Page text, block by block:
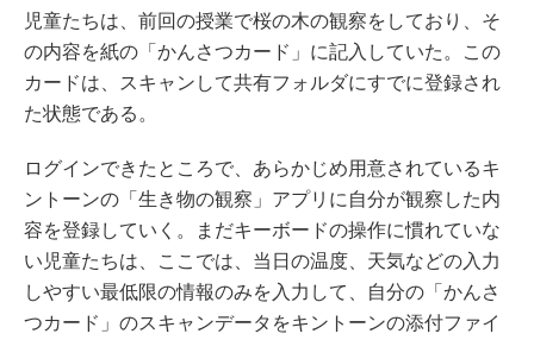
児童たちは、前回の授業で桜の木の観察をしており、そ
の内容を紙の「かんさつカード」に記入していた。この
カードは、スキャンして共有フォルダにすでに登録され
た状態である。
ログインできたところで、あらかじめ用意されているキ
ントーンの「生き物の観察」アプリに自分が観察した内
容を登録していく。まだキーボードの操作に慣れていな
い児童たちは、ここでは、当日の温度、天気などの入力
しやすい最低限の情報のみを入力して、自分の「かんさ
つカード」のスキャンデータをキントーンの添付ファイ